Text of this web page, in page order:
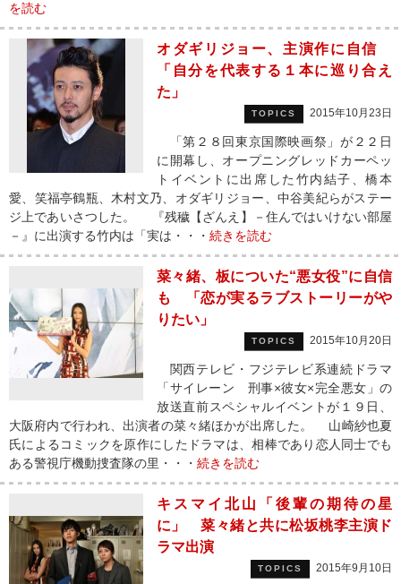
を読む
オダギリジョー、主演作に自信
「自分を代表する１本に巡り合え
た」
TOPICS 2015年10月23日
「第２８回東京国際映画祭」が２２日
に開幕し、オープニングレッドカーペッ
トイベントに出席した竹内結子、橋本
愛、笑福亭鶴瓶、木村文乃、オダギリジョー、中谷美紀らがステー
ジ上であいさつした。 『残穢【ざんえ】－住んではいけない部屋
－』に出演する竹内は「実は・・・ 続きを読む
菜々緒、板についた“悪女役”に自信
も 「恋が実るラブストーリーがや
りたい」
TOPICS 2015年10月20日
関西テレビ・フジテレビ系連続ドラマ
「サイレーン 刑事×彼女×完全悪女」の
放送直前スペシャルイベントが１９日、
大阪府内で行われ、出演者の菜々緒ほかが出席した。 山崎紗也夏
氏によるコミックを原作にしたドラマは、相棒であり恋人同士でも
ある警視庁機動捜査隊の里・・・ 続きを読む
キスマイ北山「後輩の期待の星
に」 菜々緒と共に松坂桃李主演ド
ラマ出演
TOPICS 2015年9月10日